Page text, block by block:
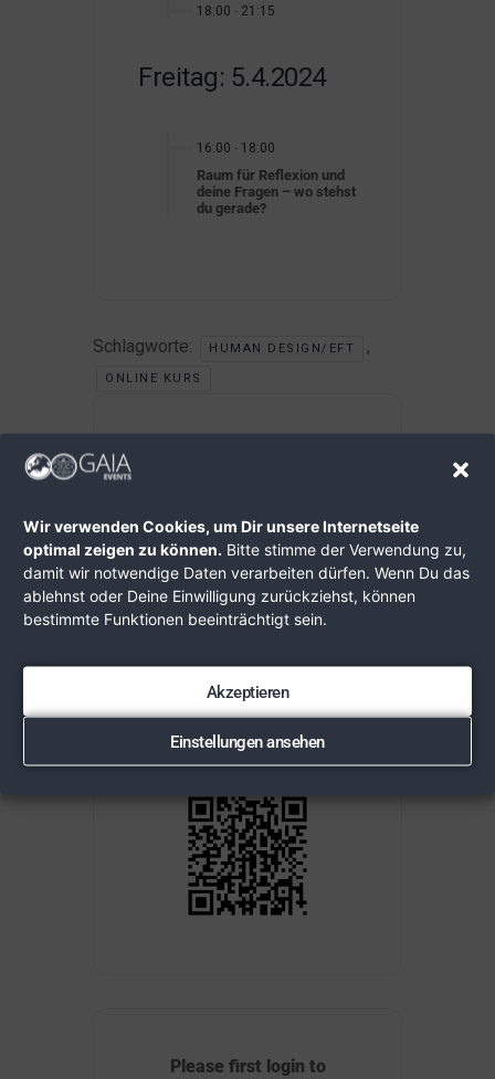
Wir verwenden Cookies, um Dir unsere Internetseite
optimal zeigen zu können. Bitte stimme der Verwendung zu,
damit wir notwendige Daten verarbeiten dürfen. Wenn Du das
ablehnst oder Deine Einwilligung zurückziehst, können
bestimmte Funktionen beeinträchtigt sein.
Akzeptieren
Einstellungen ansehen
18:00 - 21:15
Freitag: 5.4.2024
16:00 - 18:00
Raum für Reflexion und
deine Fragen – wo stehst
du gerade?
Schlagworte: HUMAN DESIGN/EFT ,
ONLINE KURS
Please first login to